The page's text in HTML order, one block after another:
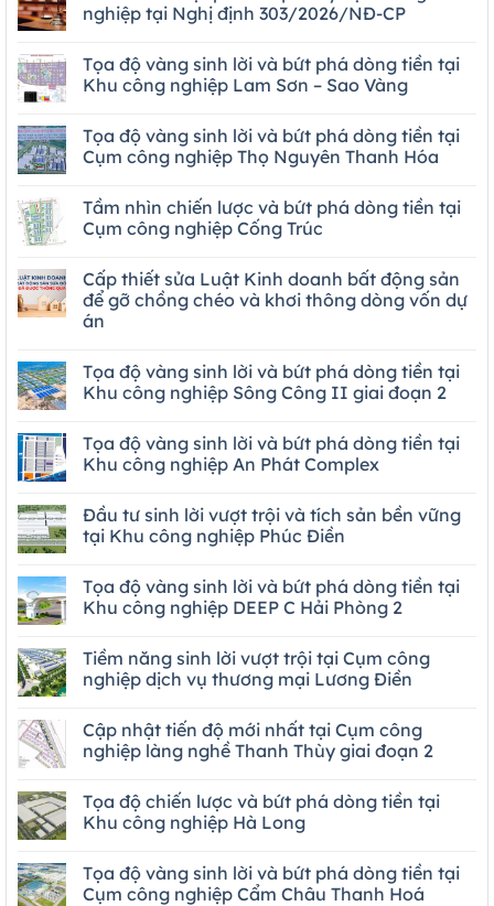
nghiệp tại Nghị định 303/2026/NĐ-CP
Tọa độ vàng sinh lời và bứt phá dòng tiền tại
Khu công nghiệp Lam Sơn – Sao Vàng
Tọa độ vàng sinh lời và bứt phá dòng tiền tại
Cụm công nghiệp Thọ Nguyên Thanh Hóa
Tầm nhìn chiến lược và bứt phá dòng tiền tại
Cụm công nghiệp Cống Trúc
Cấp thiết sửa Luật Kinh doanh bất động sản
để gỡ chồng chéo và khơi thông dòng vốn dự
án
Tọa độ vàng sinh lời và bứt phá dòng tiền tại
Khu công nghiệp Sông Công II giai đoạn 2
Tọa độ vàng sinh lời và bứt phá dòng tiền tại
Khu công nghiệp An Phát Complex
Đầu tư sinh lời vượt trội và tích sản bền vững
tại Khu công nghiệp Phúc Điền
Tọa độ vàng sinh lời và bứt phá dòng tiền tại
Khu công nghiệp DEEP C Hải Phòng 2
Tiềm năng sinh lời vượt trội tại Cụm công
nghiệp dịch vụ thương mại Lương Điền
Cập nhật tiến độ mới nhất tại Cụm công
nghiệp làng nghề Thanh Thùy giai đoạn 2
Tọa độ chiến lược và bứt phá dòng tiền tại
Khu công nghiệp Hà Long
Tọa độ vàng sinh lời và bứt phá dòng tiền tại
Cụm công nghiệp Cẩm Châu Thanh Hoá